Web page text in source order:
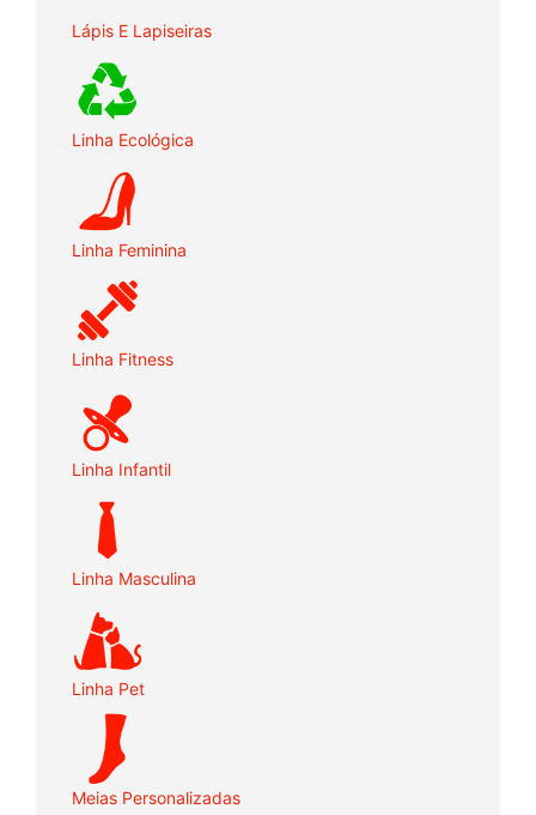
Lápis E Lapiseiras
Linha Ecológica
Linha Feminina
Linha Fitness
Linha Infantil
Linha Masculina
Linha Pet
Meias Personalizadas